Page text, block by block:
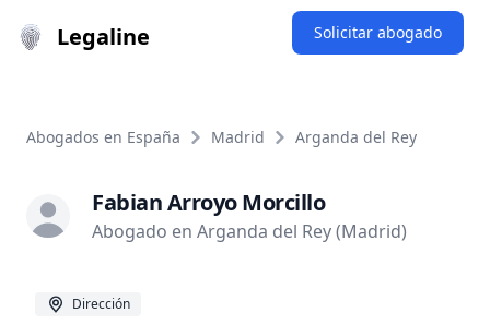
Legaline Solicitar abogado
Abogados en España Madrid Arganda del Rey
Fabian Arroyo Morcillo
Abogado en Arganda del Rey (Madrid)
Dirección